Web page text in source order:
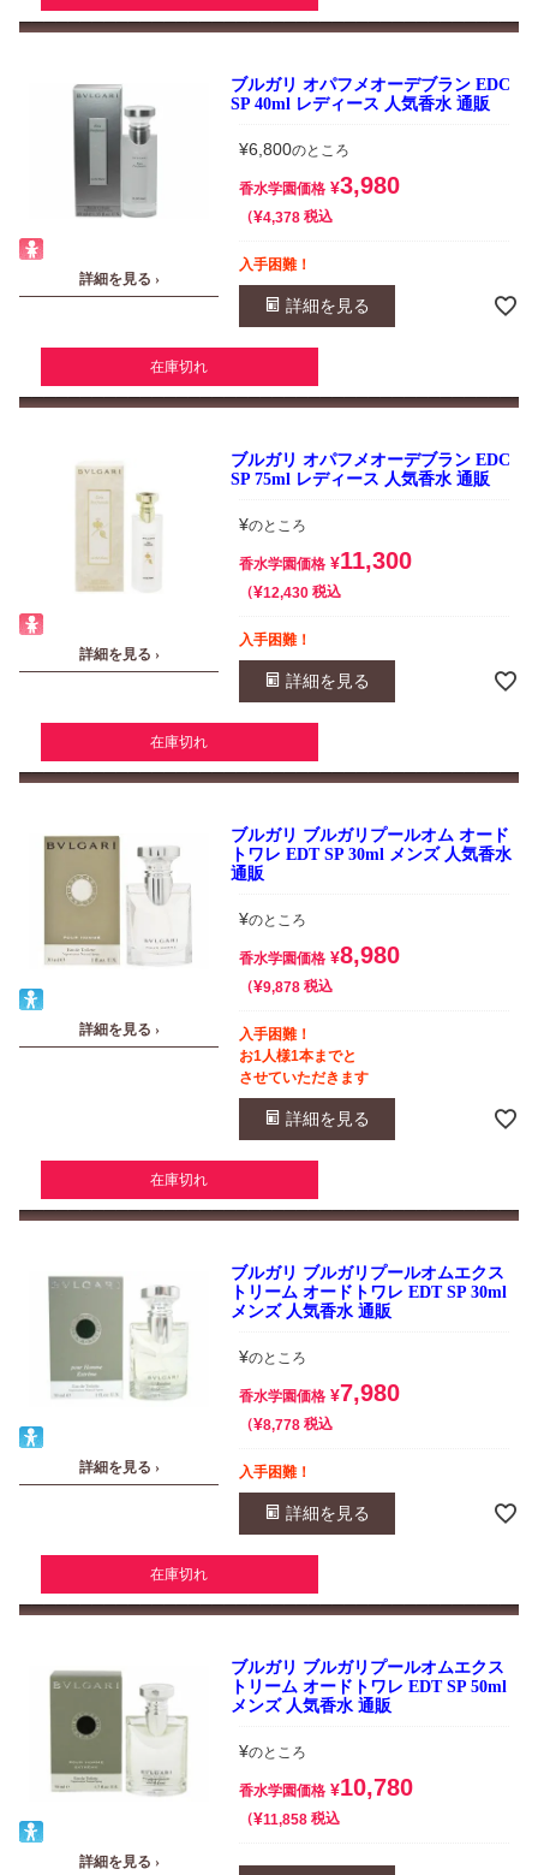
詳細を見る ›
ブルガリ オパフメオーデブラン EDC
SP 40ml レディース 人気香水 通販
¥6,800のところ
香水学園価格 ¥3,980
¥4,378 税込
入手困難！
詳細を見る
在庫切れ
詳細を見る ›
ブルガリ オパフメオーデブラン EDC
SP 75ml レディース 人気香水 通販
¥のところ
香水学園価格 ¥11,300
¥12,430 税込
入手困難！
詳細を見る
在庫切れ
詳細を見る ›
ブルガリ ブルガリプールオム オード
トワレ EDT SP 30ml メンズ 人気香水
通販
¥のところ
香水学園価格 ¥8,980
¥9,878 税込
入手困難！
お1人様1本までと
させていただきます
詳細を見る
在庫切れ
詳細を見る ›
ブルガリ ブルガリプールオムエクス
トリーム オードトワレ EDT SP 30ml
メンズ 人気香水 通販
¥のところ
香水学園価格 ¥7,980
¥8,778 税込
入手困難！
詳細を見る
在庫切れ
詳細を見る ›
ブルガリ ブルガリプールオムエクス
トリーム オードトワレ EDT SP 50ml
メンズ 人気香水 通販
¥のところ
香水学園価格 ¥10,780
¥11,858 税込